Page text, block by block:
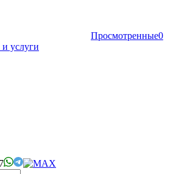
Просмотренные0